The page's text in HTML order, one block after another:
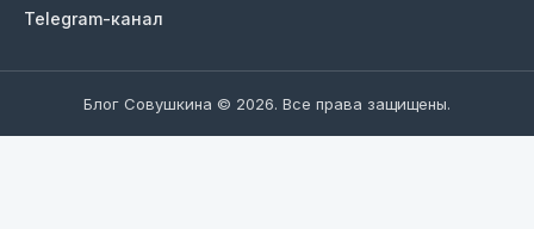
Telegram-канал
Блог Совушкина © 2026. Все права защищены.